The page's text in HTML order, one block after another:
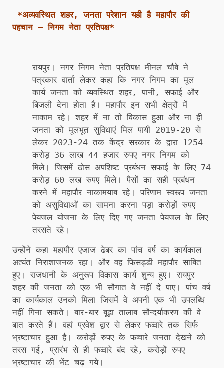
*अव्यवस्थित शहर, जनता परेशान यही है महापौर की
पहचान – निगम नेता प्रतिपक्ष*
रायपुर। नगर निगम नेता प्रतिपक्ष मीनल चौबे ने
पत्रकार वार्ता लेकर कहा कि नगर निगम का मूल
कार्य जनता को व्यवस्थित शहर, पानी, सफाई और
बिजली देना होता है। महापौर इन सभी क्षेत्रों में
नाकाम रहे। शहर में ना तो विकास हुआ और ना ही
जनता को मूलभूत सुविधाएं मिल पायी 2019-20 से
लेकर 2023-24 तक केंद्र सरकार के द्वारा 1254
करोड़ 36 लाख 44 हजार रुपए नगर निगम को
मिले। जिसमें ठोस अपशिष्ट प्रबंधन सफाई के लिए 74
करोड़ 60 लख रुपए मिले। पैसों का सही प्रबंधन
करने में महापौर नाकामयाब रहे। परिणाम स्वरूप जनता
को असुविधाओं का सामना करना पड़ा करोड़ों रुपए
पेयजल योजना के लिए दिए गए जनता पेयजल के लिए
तरसते रहे।
उन्होंने कहा महापौर एजाज ढेबर का पांच वर्ष का कार्यकाल
अत्यंत निराशाजनक रहा। और वह फिसड्डी महापौर साबित
हुए। राजधानी के अनुरूप विकास कार्य शुन्य हुए। रायपुर
शहर की जनता को एक भी सौगात वे नहीं दे पाए। पांच वर्ष
का कार्यकाल उनको मिला जिसमें वे अपनी एक भी उपलब्धि
नहीं गिना सकते। बार-बार बूढ़ा तालाब सौन्दर्याकरण की वे
बात करते हैं। वहां प्रवेश द्वार से लेकर फव्वारे तक सिर्फ
भ्रष्टाचार हुआ है। करोड़ों रुपए के फव्वारे जनता देखने को
तरस गई, प्रारंभ से ही फव्वारे बंद रहे, करोड़ों रुपए
भ्रष्टाचार की भेंट चढ़ गये।